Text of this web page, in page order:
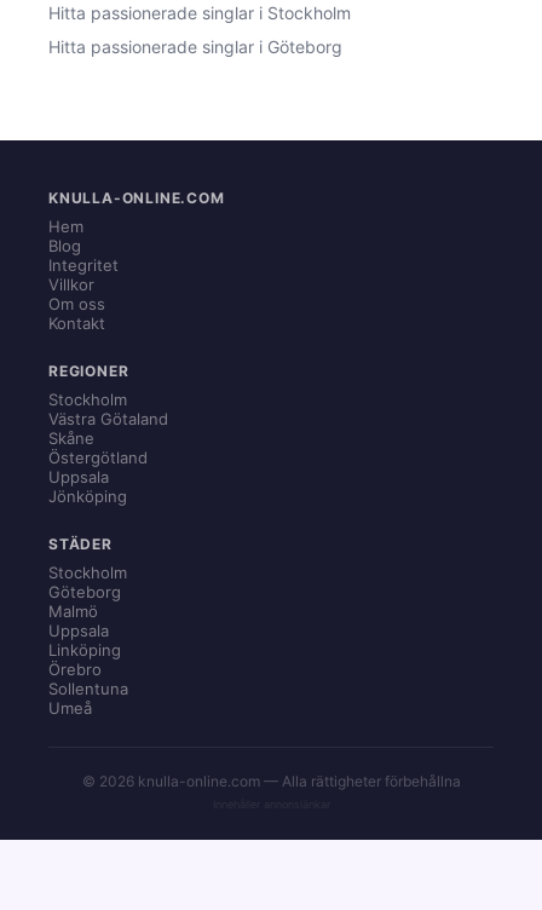
Hitta passionerade singlar i Stockholm
Hitta passionerade singlar i Göteborg
KNULLA-ONLINE.COM
Hem
Blog
Integritet
Villkor
Om oss
Kontakt
REGIONER
Stockholm
Västra Götaland
Skåne
Östergötland
Uppsala
Jönköping
STÄDER
Stockholm
Göteborg
Malmö
Uppsala
Linköping
Örebro
Sollentuna
Umeå
© 2026 knulla-online.com — Alla rättigheter förbehållna